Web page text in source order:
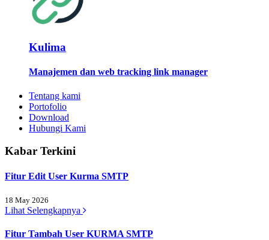
Kulima
Manajemen dan web tracking link manager
Tentang kami
Portofolio
Download
Hubungi Kami
Kabar Terkini
Fitur Edit User Kurma SMTP
18 May 2026
Lihat Selengkapnya
Fitur Tambah User KURMA SMTP